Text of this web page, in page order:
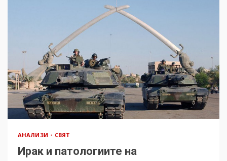
АНАЛИЗИ СВЯТ
Ирак и патологиите на